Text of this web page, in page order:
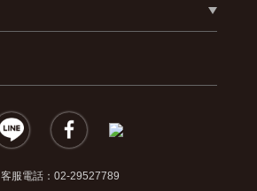
客服電話：02-29527789